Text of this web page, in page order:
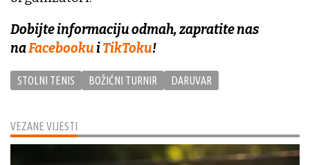
VEZANE VIJESTI
Dobijte informaciju odmah, zapratite nas
naFacebookuiTikToku!
STOLNI TENIS BOŽIĆNI TURNIR DARUVAR